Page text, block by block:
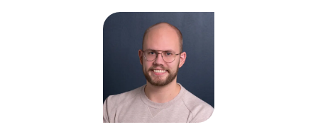
Christian
Musanke